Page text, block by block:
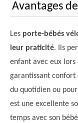
Avantages
Les porte-bébés
leur praticité. Ils
enfant avec eux
garantissant confort
du quotidien ou
est une excellente
temps avec son